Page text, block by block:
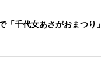
「千代女あさがおまつり」